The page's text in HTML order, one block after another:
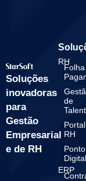
Soluções
inovadoras
para
Gestão
Empresarial
e de RH
RH
de
Portal
RH
Ponto
Digital
ERP